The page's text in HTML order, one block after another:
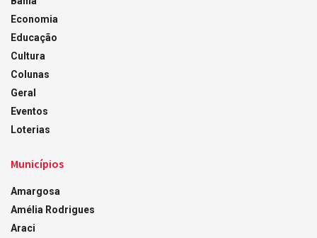
Economia
Educação
Cultura
Colunas
Geral
Eventos
Loterias
Municípios
Amargosa
Amélia Rodrigues
Araci